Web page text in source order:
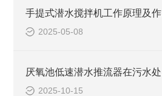
2025-05-08
2025-10-15